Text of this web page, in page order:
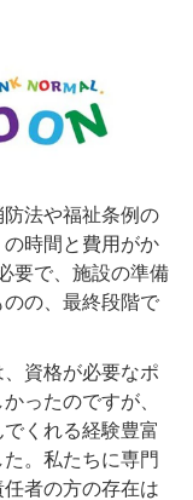
法や福祉条例の
時間と費用がか
要で、施設の準備
の、最終段階で
資格が必要なポ
ったのですが、
くれる経験豊富
。私たちに専門
者の方の存在は